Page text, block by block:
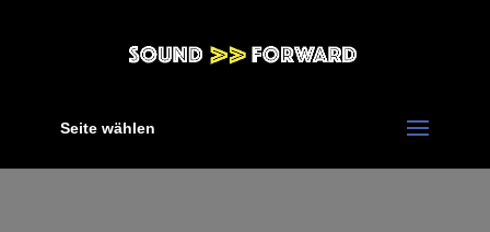
Seite wählen